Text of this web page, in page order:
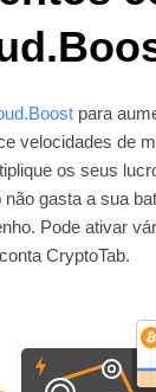
para
velocidades de
os seus
gasta a sua
Pode ativar
CryptoTab.